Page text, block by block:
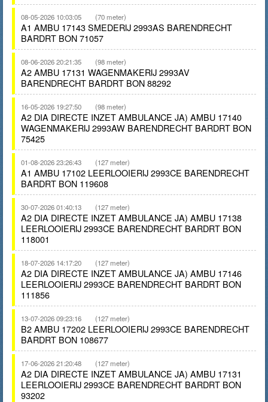
08-05-2026 10:03:05 (70 meter)
A1 AMBU 17143 SMEDERIJ 2993AS BARENDRECHT
BARDRT BON 71057
08-06-2026 20:21:35 (98 meter)
A2 AMBU 17131 WAGENMAKERIJ 2993AV
BARENDRECHT BARDRT BON 88292
16-05-2026 19:27:50 (98 meter)
A2 DIA DIRECTE INZET AMBULANCE JA) AMBU 17140
WAGENMAKERIJ 2993AW BARENDRECHT BARDRT BON
75425
01-08-2026 23:26:43 (127 meter)
A1 AMBU 17102 LEERLOOIERIJ 2993CE BARENDRECHT
BARDRT BON 119608
30-07-2026 01:40:13 (127 meter)
A2 DIA DIRECTE INZET AMBULANCE JA) AMBU 17138
LEERLOOIERIJ 2993CE BARENDRECHT BARDRT BON
118001
18-07-2026 14:17:20 (127 meter)
A2 DIA DIRECTE INZET AMBULANCE JA) AMBU 17146
LEERLOOIERIJ 2993CE BARENDRECHT BARDRT BON
111856
13-07-2026 09:23:16 (127 meter)
B2 AMBU 17202 LEERLOOIERIJ 2993CE BARENDRECHT
BARDRT BON 108677
17-06-2026 21:20:48 (127 meter)
A2 DIA DIRECTE INZET AMBULANCE JA) AMBU 17131
LEERLOOIERIJ 2993CE BARENDRECHT BARDRT BON
93202